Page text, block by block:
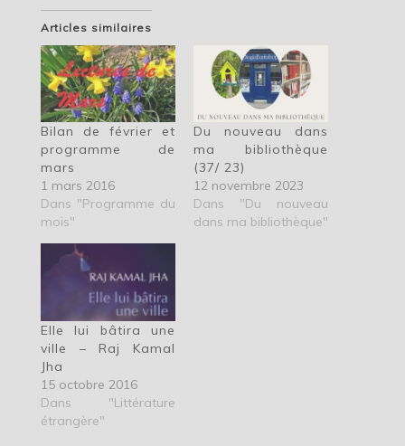
Articles similaires
Bilan de février et
programme de
mars
1 mars 2016
Dans "Programme du
mois"
Du nouveau dans
ma bibliothèque
(37/ 23)
12 novembre 2023
Dans "Du nouveau
dans ma bibliothèque"
Elle lui bâtira une
ville – Raj Kamal
Jha
15 octobre 2016
Dans "Littérature
étrangère"